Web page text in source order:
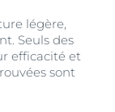
légère,
Seuls des
efficacité et
sont